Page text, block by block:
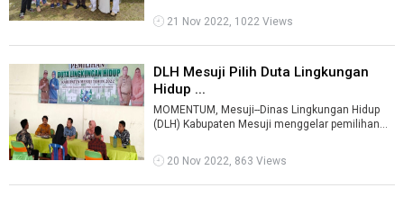
...
21 Nov 2022, 1022 Views
DLH Mesuji Pilih Duta Lingkungan
Hidup ...
MOMENTUM, Mesuji--Dinas Lingkungan Hidup
(DLH) Kabupaten Mesuji menggelar pemilihan
20 Nov 2022, 863 Views